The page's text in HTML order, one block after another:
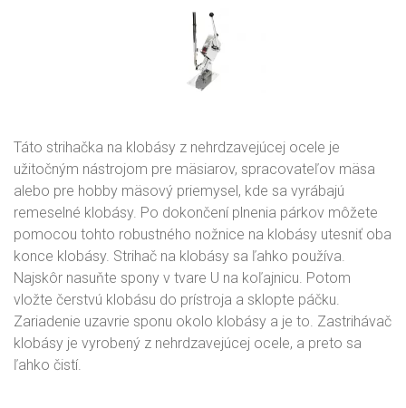
Táto strihačka na klobásy z nehrdzavejúcej ocele je
užitočným nástrojom pre mäsiarov, spracovateľov mäsa
alebo pre hobby mäsový priemysel, kde sa vyrábajú
remeselné klobásy. Po dokončení plnenia párkov môžete
pomocou tohto robustného nožnice na klobásy utesniť oba
konce klobásy. Strihač na klobásy sa ľahko používa.
Najskôr nasuňte spony v tvare U na koľajnicu. Potom
vložte čerstvú klobásu do prístroja a sklopte páčku.
Zariadenie uzavrie sponu okolo klobásy a je to. Zastrihávač
klobásy je vyrobený z nehrdzavejúcej ocele, a preto sa
ľahko čistí.